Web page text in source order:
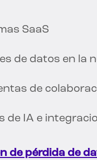
SaaS
de datos en la
de
de IA e
de pérdida de